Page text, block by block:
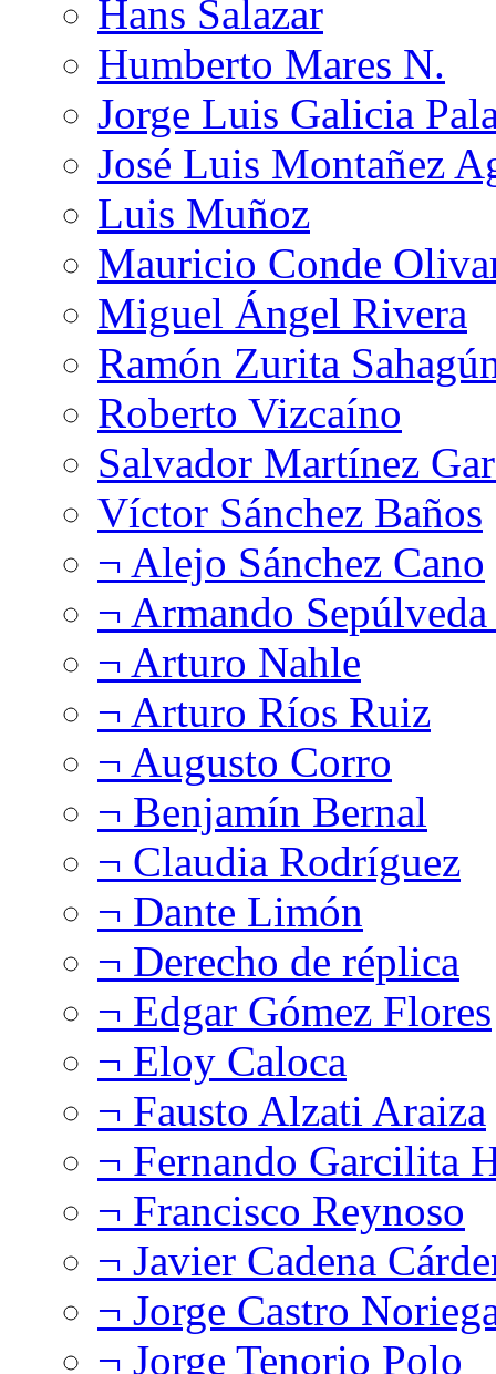
Hans Salazar
Humberto Mares N.
Jorge Luis Galicia
José Luis Montañez
Luis Muñoz
Mauricio Conde
Miguel Ángel Rivera
Ramón Zurita
Roberto Vizcaíno
Salvador Martínez
Víctor Sánchez Baños
¬ Alejo Sánchez Cano
¬ Armando
¬ Arturo Nahle
¬ Arturo Ríos Ruiz
¬ Augusto Corro
¬ Benjamín Bernal
¬ Claudia Rodríguez
¬ Dante Limón
¬ Derecho de réplica
¬ Edgar Gómez Flores
¬ Eloy Caloca
¬ Fausto Alzati Araiza
¬ Fernando Garcilita
¬ Francisco Reynoso
¬ Javier Cadena
¬ Jorge Castro
¬ Jorge Tenorio Polo